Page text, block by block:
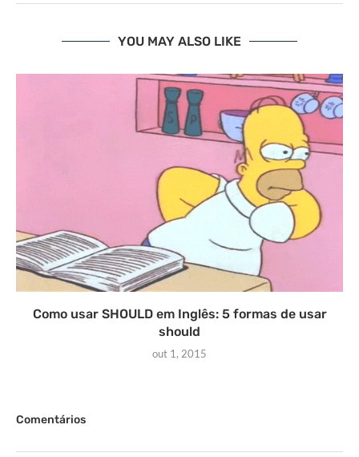
YOU MAY ALSO LIKE
Como usar SHOULD em Inglês: 5 formas de usar
should
out 1, 2015
Comentários